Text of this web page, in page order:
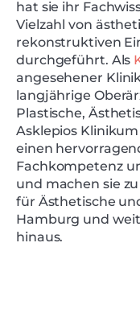
hat sie ihr
Vielzahl von
rekonstruktiven
durchgeführt. Als
angesehener
langjährige
Plastische,
Asklepios
einen
Fachkompetenz
und machen sie
für Ästhetische
Hamburg und
hinaus.